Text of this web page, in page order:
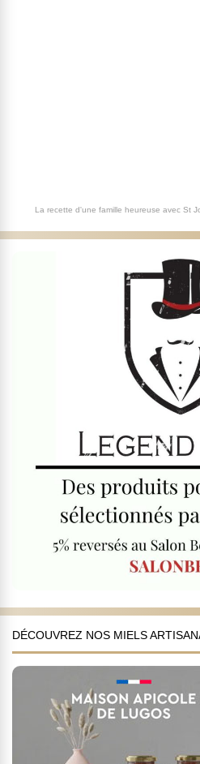
La recette d'une famille heureuse avec St
DÉCOUVREZ NOS MIELS